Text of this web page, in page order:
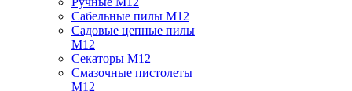
Сабельные пилы M12
Садовые цепные пилы
M12
Секаторы M12
Смазочные пистолеты
M12